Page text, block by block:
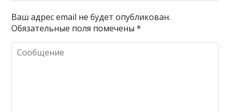
Ваш адрес email не будет опубликован.
Обязательные поля помечены*